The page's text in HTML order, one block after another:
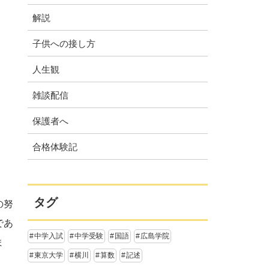
努
あ
解説
子供への接し方
人生観
雑談配信
保護者へ
合格体験記
タグ
中学入試 中学受験 国語 広島学院
東京大学 横川 算数 記述